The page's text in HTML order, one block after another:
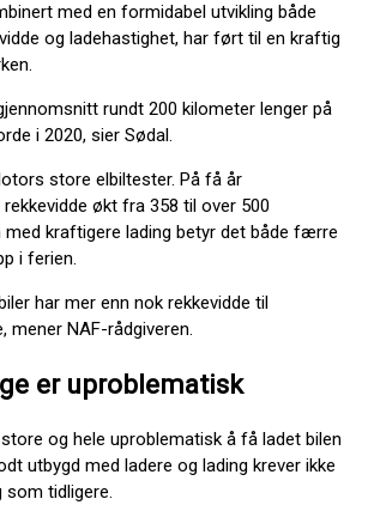
med en formidabel utvikling både
og ladehastighet, har ført til en kraftig
rundt 200 kilometer lenger på
i 2020, sier Sødal.
store elbiltester. På få år
økt fra 358 til over 500
med kraftigere lading betyr det både færre
i ferien.
har mer enn nok rekkevidde til
mener NAF-rådgiveren.
er uproblematisk
store og hele uproblematisk å få ladet bilen
utbygd med ladere og lading krever ikke
som tidligere.